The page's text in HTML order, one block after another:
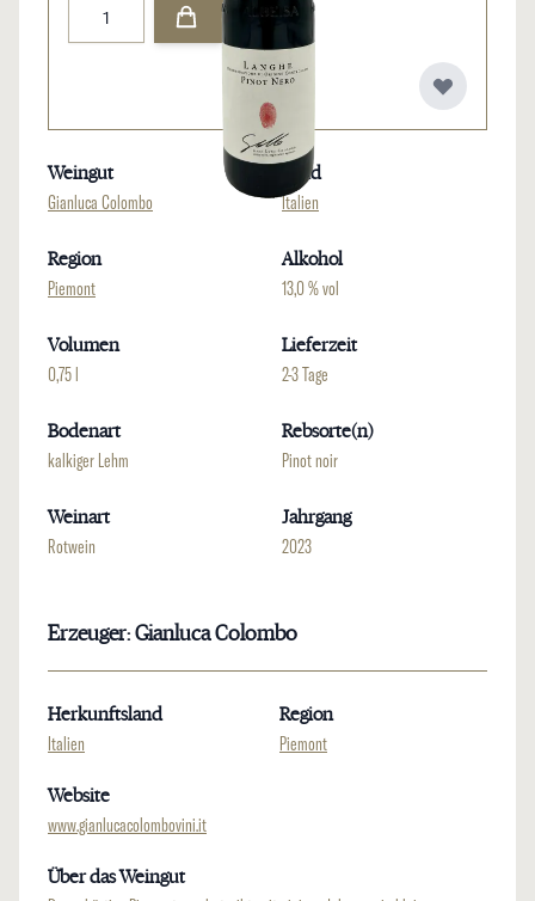
Weingut
Gianluca Colombo
Land
Italien
Region
Piemont
Alkohol
13,0 % vol
Volumen
0,75 l
Lieferzeit
2-3 Tage
Bodenart
kalkiger Lehm
Rebsorte(n)
Pinot noir
Weinart
Rotwein
Jahrgang
2023
Erzeuger: Gianluca Colombo
Herkunftsland
Italien
Region
Piemont
Website
www.gianlucacolombovini.it
Über das Weingut